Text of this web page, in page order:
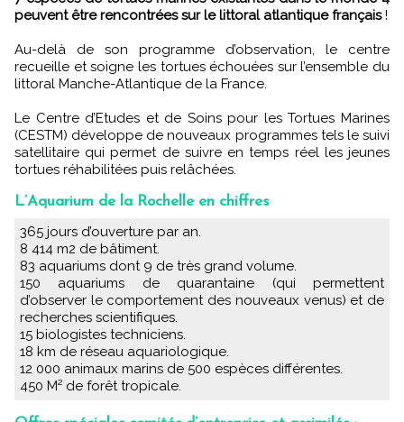
peuvent être rencontrées sur le littoral atlantique français!
Au-delà de son programme d’observation, le centre
recueille et soigne les tortues échouées sur l’ensemble du
littoral Manche-Atlantique de la France.
Le Centre d’Etudes et de Soins pour les Tortues Marines
(CESTM) développe de nouveaux programmes tels le suivi
satellitaire qui permet de suivre en temps réel les jeunes
tortues réhabilitées puis relâchées.
L’Aquarium de la Rochelle en chiffres
365 jours d’ouverture par an.
8 414 m2 de bâtiment.
83 aquariums dont 9 de très grand volume.
150 aquariums de quarantaine (qui permettent
d’observer le comportement des nouveaux venus) et de
recherches scientifiques.
15 biologistes techniciens.
18 km de réseau aquariologique.
12 000 animaux marins de 500 espèces différentes.
450 M² de forêt tropicale.